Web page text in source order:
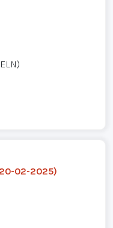
02-2025)